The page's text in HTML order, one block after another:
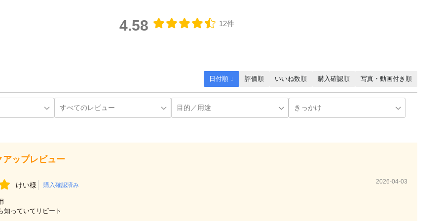
4.58 12件
日付順 ↓ 評価順 いいね数順 購入確認順 写真・動画付き順
アップレビュー
けい様 購入確認済み 2026-04-03
知っていてリピート